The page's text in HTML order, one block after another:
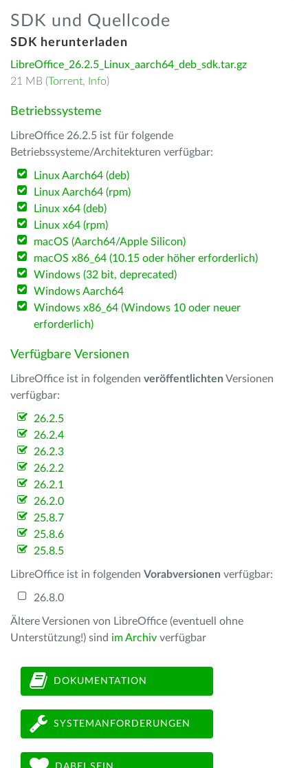
SDK und Quellcode
SDK herunterladen
LibreOffice_26.2.5_Linux_aarch64_deb_sdk.tar.gz
21 MB (Torrent, Info)
Betriebssysteme
LibreOffice 26.2.5 ist für folgende
Betriebssysteme/Architekturen verfügbar:
Linux Aarch64 (deb)
Linux Aarch64 (rpm)
Linux x64 (deb)
Linux x64 (rpm)
macOS (Aarch64/Apple Silicon)
macOS x86_64 (10.15 oder höher erforderlich)
Windows (32 bit, deprecated)
Windows Aarch64
Windows x86_64 (Windows 10 oder neuer
erforderlich)
Verfügbare Versionen
LibreOffice ist in folgenden veröffentlichten Versionen
verfügbar:
26.2.5
26.2.4
26.2.3
26.2.2
26.2.1
26.2.0
25.8.7
25.8.6
25.8.5
LibreOffice ist in folgenden Vorabversionen verfügbar:
26.8.0
Ältere Versionen von LibreOffice (eventuell ohne
Unterstützung!) sind im Archiv verfügbar
DOKUMENTATION
SYSTEMANFORDERUNGEN